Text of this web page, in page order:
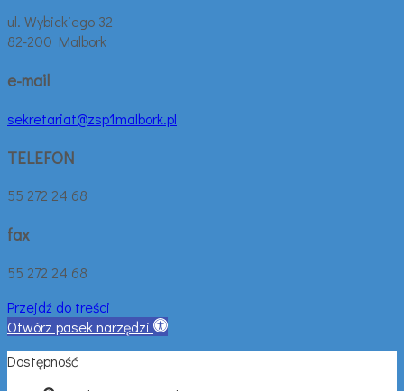
ul. Wybickiego 32
82-200 Malbork
e-mail
sekretariat@zsp1malbork.pl
TELEFON
55 272 24 68
fax
55 272 24 68
Przejdź do treści
Otwórz pasek narzędzi
Dostępność